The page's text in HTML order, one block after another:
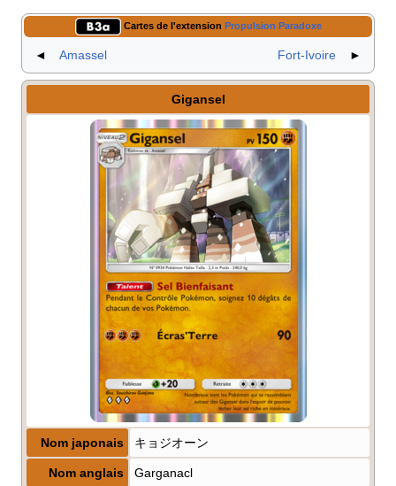
Cartes de l'extension Propulsion Paradoxe
◄ Amassel Fort-Ivoire ►
Gigansel
Nom japonais キョジオーン
Nom anglais Garganacl